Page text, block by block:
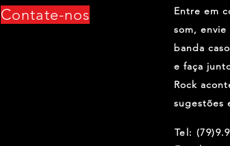
Contate-nos
Entre em
som, envie
banda
e faça
Rock
sugestões
Tel: